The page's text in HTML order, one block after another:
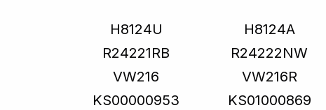
H8124U H8124A
R24221RB
R24222NW
VW216
VW216R
KS00000953
KS01000869